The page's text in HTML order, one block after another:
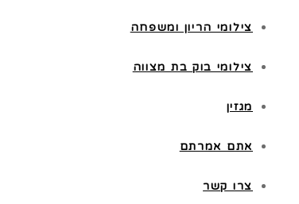
צילומי הריון ומשפחה
צילומי בוק בת מצווה
מגזין
אתם אמרתם
צרו קשר